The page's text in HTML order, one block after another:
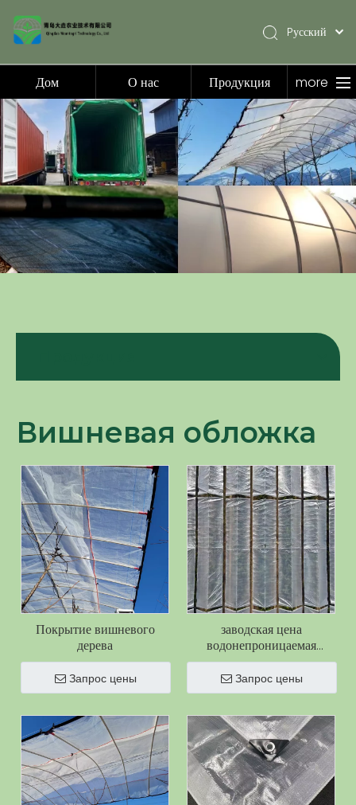
Дом
О нас
Продукция
Приложение
Видео
Новости
Pусский
简体中文
Español
Дом О нас Продукция more
Вишневая обложка
Покрытие вишневого
дерева
Запрос цены
заводская цена
водонепроницаемая
пластиковая тканая пленка
для сада от дождя для
вишни
Запрос цены